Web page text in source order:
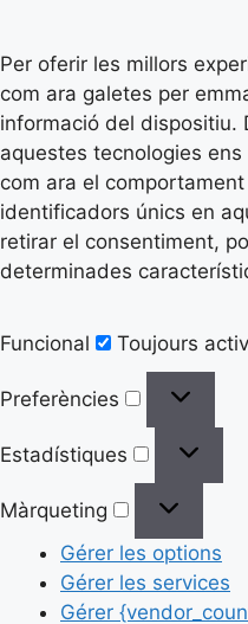
Per oferir les millors
com ara galetes per
informació del dispositiu.
aquestes tecnologies
com ara el
identificadors únics en
retirar el consentiment,
determinades
Funcional Toujours
Preferències
Estadístiques
Màrqueting
Gérer les options
Gérer les services
Gérer